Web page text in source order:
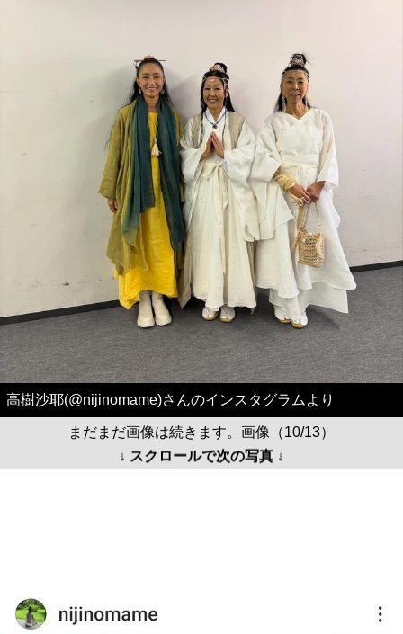
高樹沙耶(@nijinomame)さんのインスタグラムより
まだまだ画像は続きます。画像（10/13）
↓ スクロールで次の写真 ↓